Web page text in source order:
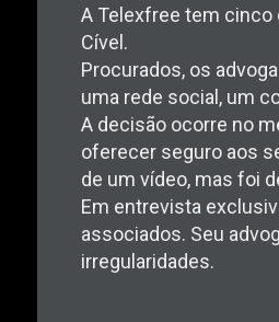
A Telexfree tem cinco
Cível.
Procurados, os
uma rede social, um
A decisão ocorre no
oferecer seguro aos
de um vídeo, mas foi
Em entrevista
associados. Seu
irregularidades.